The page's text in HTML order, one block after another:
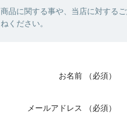
商品に関する事や、当店に対する
ねください。
お名前 （必須）
メールアドレス （必須）